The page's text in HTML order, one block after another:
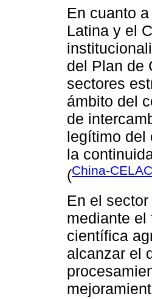
En cuanto
Latina y el
del Plan de
sectores
ámbito del
de
legítimo del
la
(China-
En el
mediante
científica
alcanzar el